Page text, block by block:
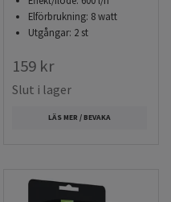
Elförbrukning: 8 watt
Utgångar: 2 st
159 kr
Slut i lager
LÄS MER / BEVAKA